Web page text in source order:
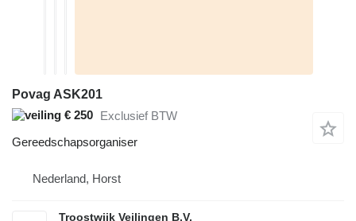
Povag ASK201
€ 250 Exclusief BTW
Gereedschapsorganiser
Nederland, Horst
Troostwijk Veilingen B.V.